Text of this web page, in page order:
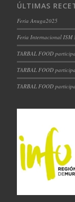
ÚLTIMAS
Feria Anuga2025
Feria Internacional ISM
TARBAL FOOD
TARBAL FOOD
TARBAL FOOD